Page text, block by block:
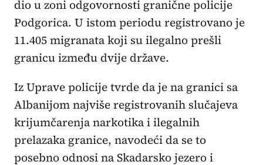
dio u zoni odgovornosti granične policije
Podgorica. U istom periodu registrovano je
11.405 migranata koji su ilegalno prešli
granicu između dvije države.
Iz Uprave policije tvrde da je na granici sa
Albanijom najviše registrovanih slučajeva
krijumčarenja narkotika i ilegalnih
prelazaka granice, navodeći da se to
posebno odnosi na Skadarsko jezero i